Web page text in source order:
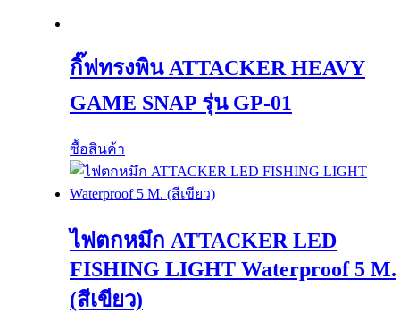
กิ๊ฟทรงพิน ATTACKER HEAVY
GAME SNAP รุ่น GP-01
ซื้อสินค้า
ไฟตกหมึก ATTACKER LED
FISHING LIGHT Waterproof 5 M.
(สีเขียว)